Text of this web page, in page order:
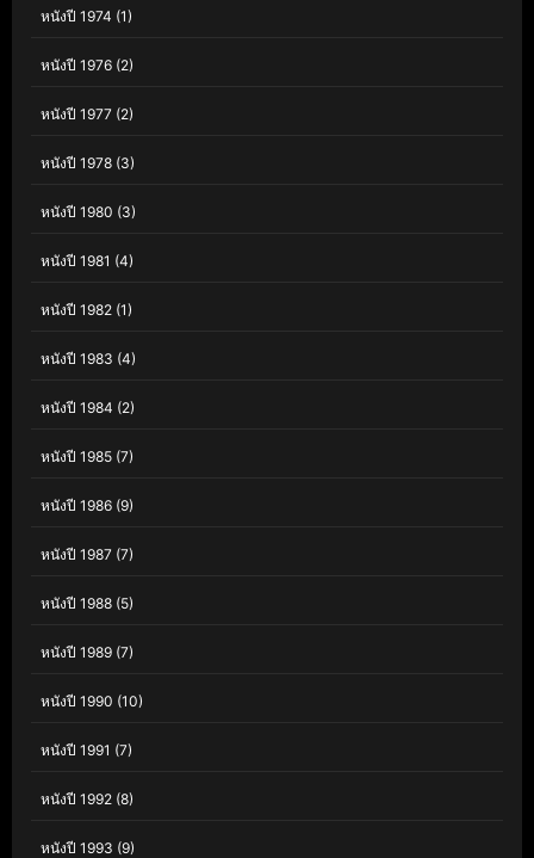
หนังปี 1974 (1)
หนังปี 1976 (2)
หนังปี 1977 (2)
หนังปี 1978 (3)
หนังปี 1980 (3)
หนังปี 1981 (4)
หนังปี 1982 (1)
หนังปี 1983 (4)
หนังปี 1984 (2)
หนังปี 1985 (7)
หนังปี 1986 (9)
หนังปี 1987 (7)
หนังปี 1988 (5)
หนังปี 1989 (7)
หนังปี 1990 (10)
หนังปี 1991 (7)
หนังปี 1992 (8)
หนังปี 1993 (9)